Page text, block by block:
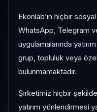
Ekonlab’ın hiçbir
WhatsApp, Telegram
uygulamalarında
grup, topluluk veya
bulunmamaktadır.
Şirketimiz hiçbir
yatırım yönlendirmesi
AKBNK Sat Risk:
1 AY VE 3 AY
%-8,71
3 Ay:%-9,75
KATEGORI KONUMU